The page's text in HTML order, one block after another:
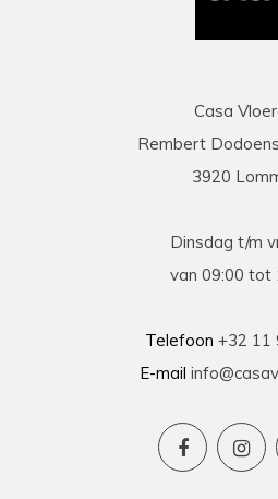
Casa
Rembert
3920
Dinsdag t/m
van 09:00 tot
Telefoon +32 11
E-mail